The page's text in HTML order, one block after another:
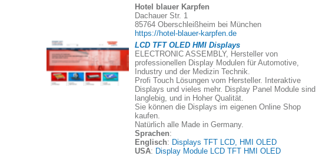
Hotel blauer Karpfen
Dachauer Str. 1
85764 Oberschleißheim bei München
https://hotel-blauer-karpfen.de
LCD TFT OLED HMI Displays
ELECTRONIC ASSEMBLY, Hersteller von
professionellen Display Modulen für Automotive,
Industry und der Medizin Technik.
Profi Touch Lösungen vom Hersteller. Interaktive
Displays und vieles mehr. Display Panel Module sind
langlebig, und in Hoher Qualität.
Sie können die Displays im eigenen Online Shop
kaufen.
Natürlich alle Made in Germany.
Sprachen:
Englisch: Displays TFT LCD, HMI OLED
USA: Display Module LCD TFT HMI OLED